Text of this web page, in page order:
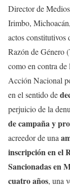
Director de
Irimbo,
actos
Razón de Género
como en contra
Acción Nacional
en el sentido de
perjuicio de la
de campaña y
acreedor de una
inscripción en el
Sancionadas en
cuatro años, una